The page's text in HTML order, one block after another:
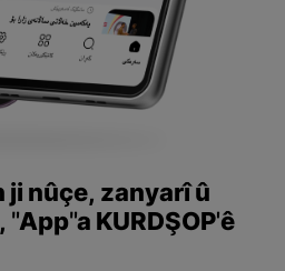
nûçe, zanyarî û
KURDŞOP'ê